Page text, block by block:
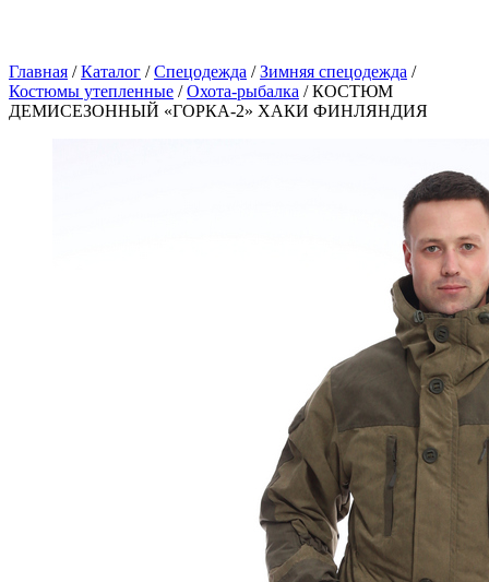
Главная / Каталог / Спецодежда / Зимняя спецодежда /
Костюмы утепленные / Охота-рыбалка / КОСТЮМ
ДЕМИСЕЗОННЫЙ «ГОРКА-2» ХАКИ ФИНЛЯНДИЯ